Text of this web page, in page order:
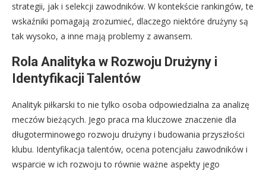
strategii, jak i selekcji zawodników. W kontekście rankingów, te
wskaźniki pomagają zrozumieć, dlaczego niektóre drużyny są
tak wysoko, a inne mają problemy z awansem.
Rola Analityka w Rozwoju Drużyny i
Identyfikacji Talentów
Analityk piłkarski to nie tylko osoba odpowiedzialna za analizę
meczów bieżących. Jego praca ma kluczowe znaczenie dla
długoterminowego rozwoju drużyny i budowania przyszłości
klubu. Identyfikacja talentów, ocena potencjału zawodników i
wsparcie w ich rozwoju to równie ważne aspekty jego